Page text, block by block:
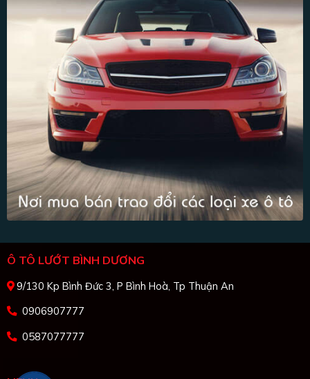
Ô TÔ LƯỚT BÌNH DƯƠNG
9/130 Kp Bình Đức 3, P Bình Hoà, Tp Thuận An
0906907777
0587077777